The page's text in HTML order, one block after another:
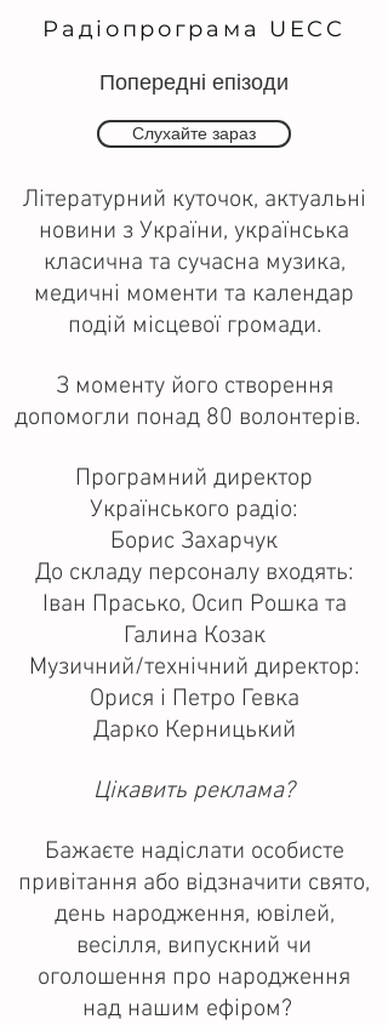
Радіопрограма UECC
Попередні епізоди
Слухайте зараз
Літературний куточок, актуальні
новини з України, українська
класична та сучасна музика,
медичні моменти та календар
подій місцевої громади.
З моменту його створення
допомогли понад 80 волонтерів.
Програмний директор
Українського радіо:
Борис Захарчук
До складу персоналу входять:
Іван Прасько, Осип Рошка та
Галина Козак
Музичний/технічний директор:
Орися і Петро Гевка
Дарко Керницький
Цікавить реклама?
Бажаєте надіслати особисте
привітання або відзначити свято,
день народження, ювілей,
весілля, випускний чи
оголошення про народження
над нашим ефіром?